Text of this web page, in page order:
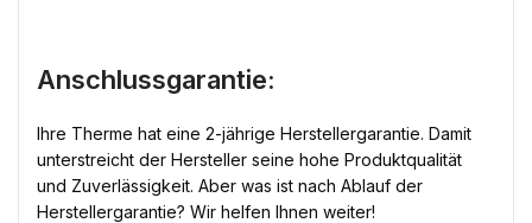
Anschlussgarantie:
Ihre Therme hat eine 2-jährige Herstellergarantie. Damit
unterstreicht der Hersteller seine hohe Produktqualität
und Zuverlässigkeit. Aber was ist nach Ablauf der
Herstellergarantie? Wir helfen Ihnen weiter!